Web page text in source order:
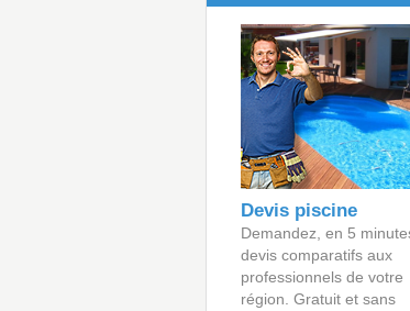
Devis piscine
Demandez, en 5
devis comparatifs aux
professionnels de votre
région. Gratuit et sans